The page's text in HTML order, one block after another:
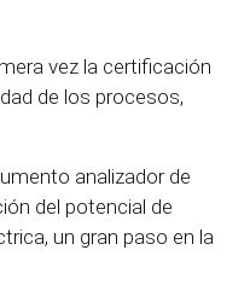
vez la certificación
de los procesos,
analizador de
del potencial de
un gran paso en la